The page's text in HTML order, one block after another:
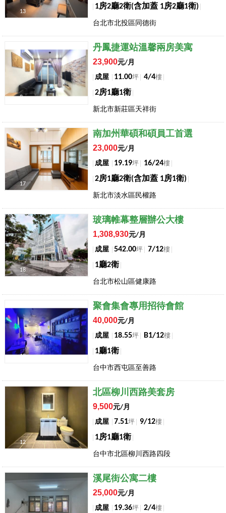
13
1房2廳2衛(含加蓋 1房2廳1衛)
台北市北投區同德街
8
丹鳳捷運站溫馨兩房美寓
23,900元/月
成屋
11.00坪 4/4樓
2房1廳1衛
新北市新莊區天祥街
店長推薦
17
南加州華碩和碩員工首選
23,000元/月
成屋
19.19坪 16/24樓
2房1廳2衛(含加蓋 1房1衛)
新北市淡水區民權路
店長推薦
18
玻璃帷幕整層辦公大樓
1,308,930元/月
成屋
542.00坪 7/12樓
1廳2衛
台北市松山區健康路
10
聚會集會專用招待會館
40,000元/月
成屋
18.55坪 B1/12樓
1廳1衛
台中市西屯區至善路
店長推薦
12
北區柳川西路美套房
9,500元/月
成屋
7.51坪 9/12樓
1房1廳1衛
台中市北區柳川西路四段
溪尾街公寓二樓
25,000元/月
成屋
19.36坪 2/4樓